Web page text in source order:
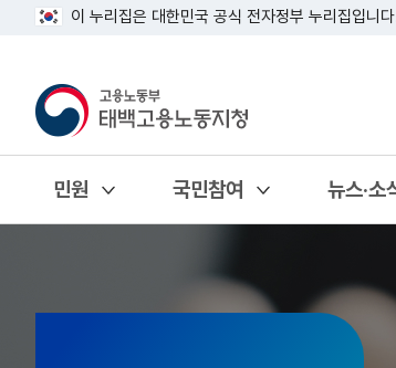
이 누리집은 대한민국 공식 전자정부 누리집입니
민원
열기
국민참여
열기
뉴스·소
열기